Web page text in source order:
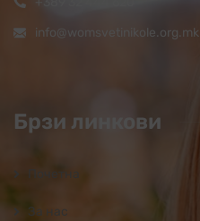
info@womsvetinikole.org.mk
Брзи линкови
Почетна
За нас